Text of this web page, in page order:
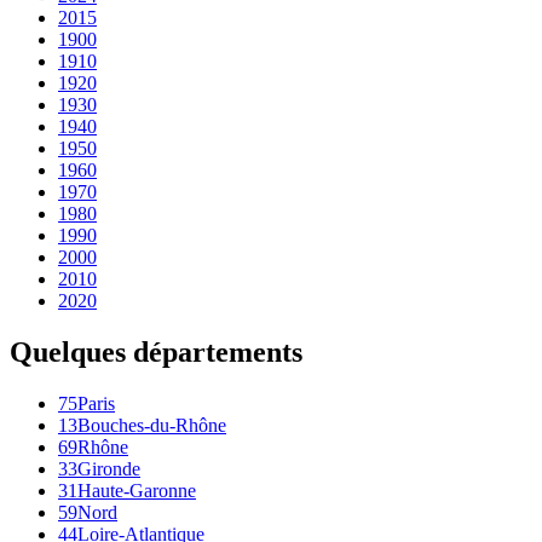
2015
1900
1910
1920
1930
1940
1950
1960
1970
1980
1990
2000
2010
2020
Quelques départements
75Paris
13Bouches-du-Rhône
69Rhône
33Gironde
31Haute-Garonne
59Nord
44Loire-Atlantique